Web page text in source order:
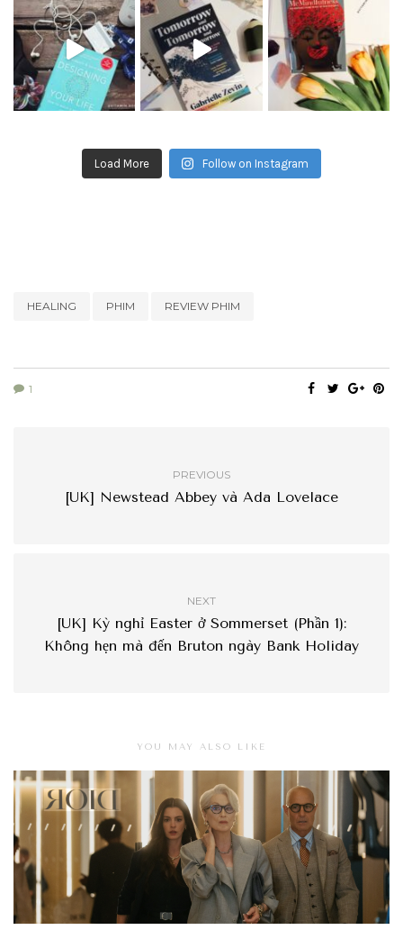
Load More Follow on Instagram
HEALING PHIM REVIEW PHIM
1
PREVIOUS
[UK] Newstead Abbey và Ada Lovelace
NEXT
[UK] Kỳ nghỉ Easter ở Sommerset (Phần 1):
Không hẹn mà đến Bruton ngày Bank Holiday
YOU MAY ALSO LIKE